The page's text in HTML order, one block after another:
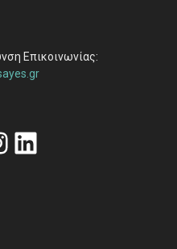
Επικοινωνίας:
Linkedin